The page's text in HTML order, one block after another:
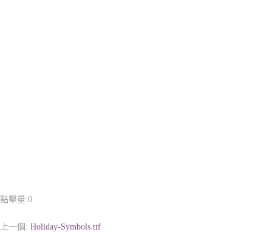
點擊量:0
上一個: Holiday-Symbols.ttf